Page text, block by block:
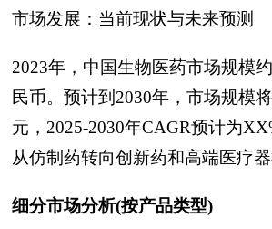
市场发展：当前现状与未来预测
2023年，中国生物医药市场规模
民币。预计到2030年，市场规模
元，2025-2030年CAGR预计为
从仿制药转向创新药和高端医疗器
细分市场分析(按产品类型)